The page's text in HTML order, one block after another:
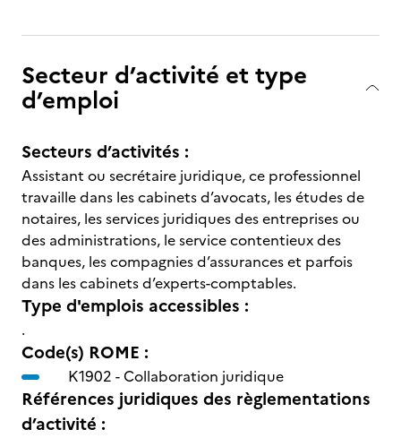
Secteur d’activité et type
d’emploi
Secteurs d’activités :
Assistant ou secrétaire juridique, ce professionnel
travaille dans les cabinets d’avocats, les études de
notaires, les services juridiques des entreprises ou
des administrations, le service contentieux des
banques, les compagnies d’assurances et parfois
dans les cabinets d’experts-comptables.
Type d'emplois accessibles :
.
Code(s) ROME :
K1902 -Collaboration juridique
Références juridiques des règlementations
d’activité :